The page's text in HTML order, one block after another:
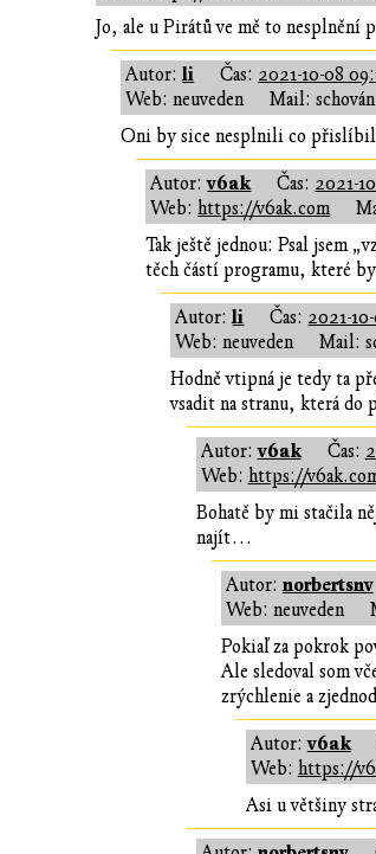
Jo, ale u Pirátů ve mě to nesplnění
Autor:li Čas: 2021-10-08
Web: neuveden
Mail: schován
Oni by sice nesplnili co
Autor:v6ak Čas: 2021-
Web:https://v6ak.com
Tak ještě jednou: Psal jsem
těch částí programu, které
Autor:li Čas: 2021-
Web: neuveden
Mail:
Hodně vtipná je tedy ta
vsadit na stranu, která
Autor:v6ak Čas:
Web: https://
Bohatě by mi stačila
najít…
Autor:norbertsnv
Web: neuveden
Pokiaľ za pokrok
Ale sledoval som
zrýchlenie a
Autor:v6ak
Web: https://
Asi u většiny